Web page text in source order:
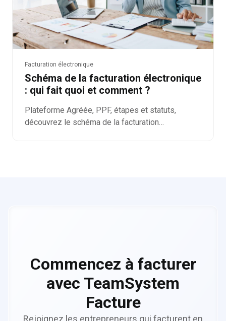
Facturation électronique
Schéma de la facturation électronique
: qui fait quoi et comment ?
Plateforme Agréée, PPF, étapes et statuts,
découvrez le schéma de la facturation
Commencez à facturer
avec TeamSystem
Facture
Rejoignez les entrepreneurs qui facturent en